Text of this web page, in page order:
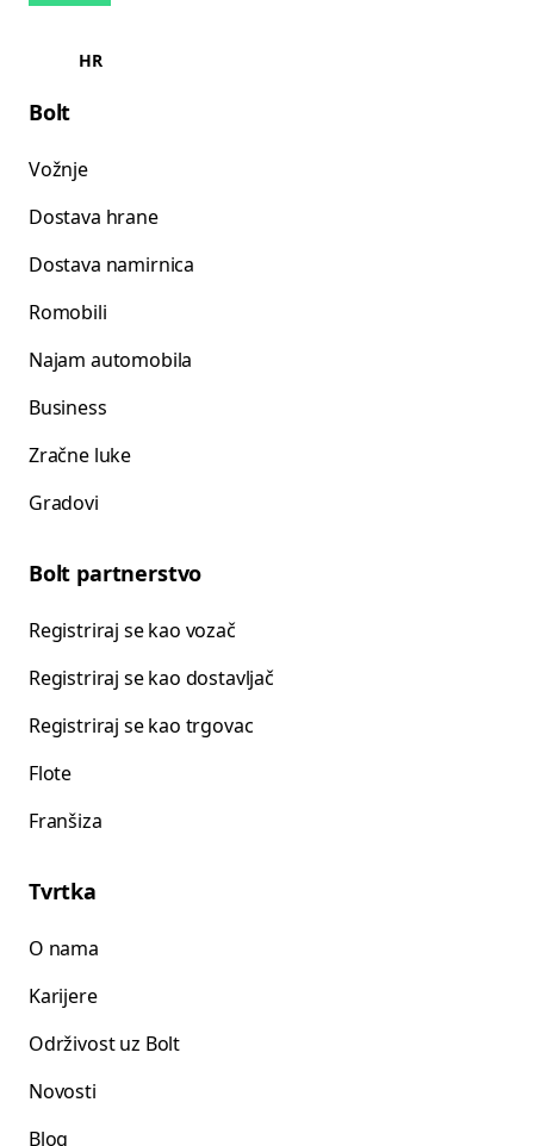
HR
Bolt
Vožnje
Dostava hrane
Dostava namirnica
Romobili
Najam automobila
Business
Zračne luke
Gradovi
Bolt partnerstvo
Registriraj se kao vozač
Registriraj se kao dostavljač
Registriraj se kao trgovac
Flote
Franšiza
Tvrtka
O nama
Karijere
Održivost uz Bolt
Novosti
Blog